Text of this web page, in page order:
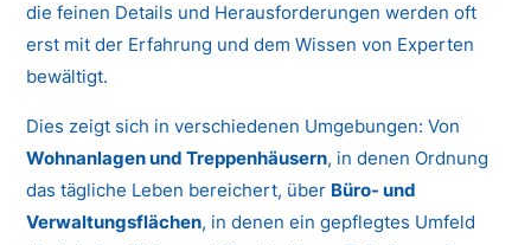
die feinen Details und Herausforderungen werden oft
erst mit der Erfahrung und dem Wissen von Experten
bewältigt.
Dies zeigt sich in verschiedenen Umgebungen: Von
Wohnanlagen und Treppenhäusern, in denen Ordnung
das tägliche Leben bereichert, über Büro- und
Verwaltungsflächen, in denen ein gepflegtes Umfeld